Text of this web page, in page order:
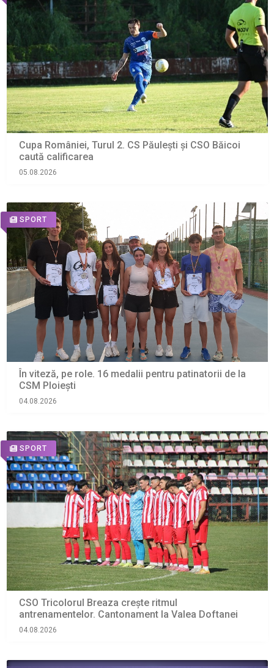
Cupa României, Turul 2. CS Păulești și CSO Băicoi
caută calificarea
05.08.2026
SPORT
În viteză, pe role. 16 medalii pentru patinatorii de la
CSM Ploiești
04.08.2026
SPORT
CSO Tricolorul Breaza crește ritmul
antrenamentelor. Cantonament la Valea Doftanei
04.08.2026